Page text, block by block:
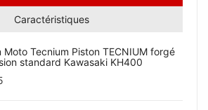
Caractéristiques
Moto Tecnium Piston TECNIUM forgé
standard Kawasaki KH400